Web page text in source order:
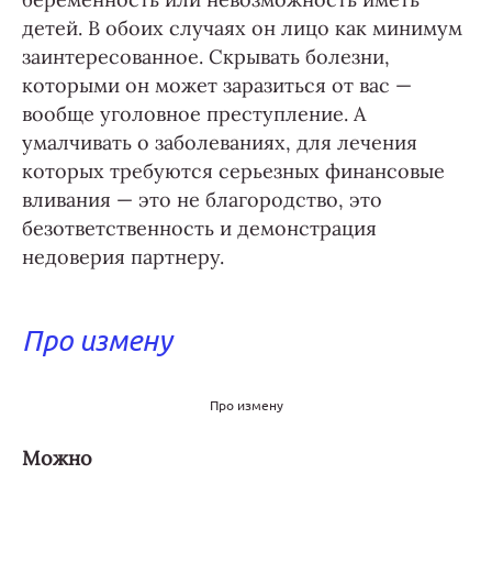
детей. В обоих случаях он лицо как минимум
заинтересованное. Скрывать болезни,
которыми он может заразиться от вас —
вообще уголовное преступление. А
умалчивать о заболеваниях, для лечения
которых требуются серьезных финансовые
вливания — это не благородство, это
безответственность и демонстрация
недоверия партнеру.
Про измену
Про измену
Можно